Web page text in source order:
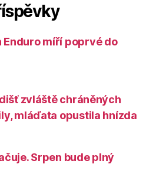
Enduro míří poprvé do
zvláště chráněných
mláďata opustila hnízda
Srpen bude plný